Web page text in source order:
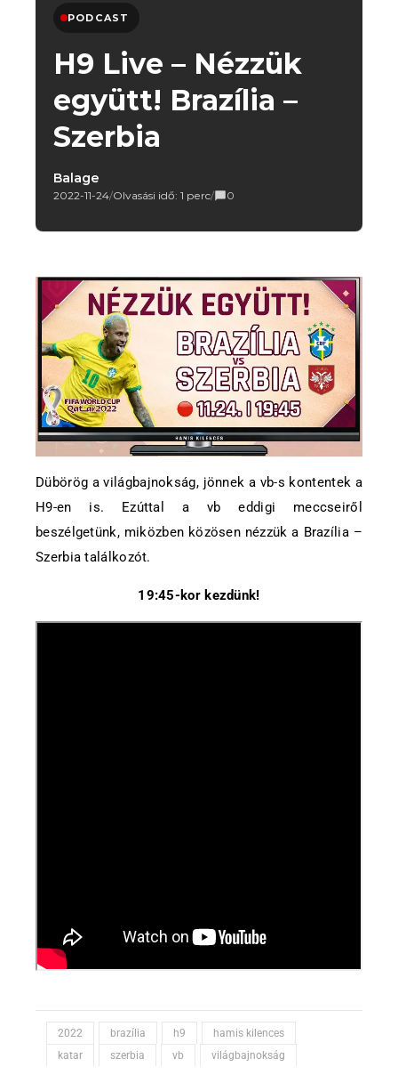
PODCAST
H9 Live – Nézzük
együtt! Brazília –
Szerbia
Balage
2022-11-24/Olvasási idő: 1 perc/ 0
Dübörög a világbajnokság, jönnek a vb-s kontentek a
H9-en is. Ezúttal a vb eddigi meccseiről
beszélgetünk, miközben közösen nézzük a Brazília –
Szerbia találkozót.
19:45-kor kezdünk!
2022 brazília h9
hamis kilences
katar
szerbia vb világbajnokság